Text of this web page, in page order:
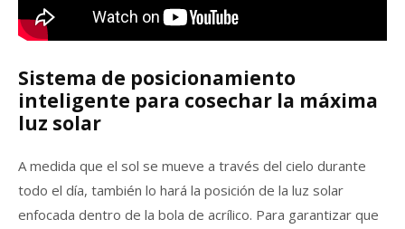
Sistema de posicionamiento
inteligente para cosechar la máxima
luz solar
A medida que el sol se mueve a través del cielo durante
todo el día, también lo hará la posición de la luz solar
enfocada dentro de la bola de acrílico. Para garantizar que